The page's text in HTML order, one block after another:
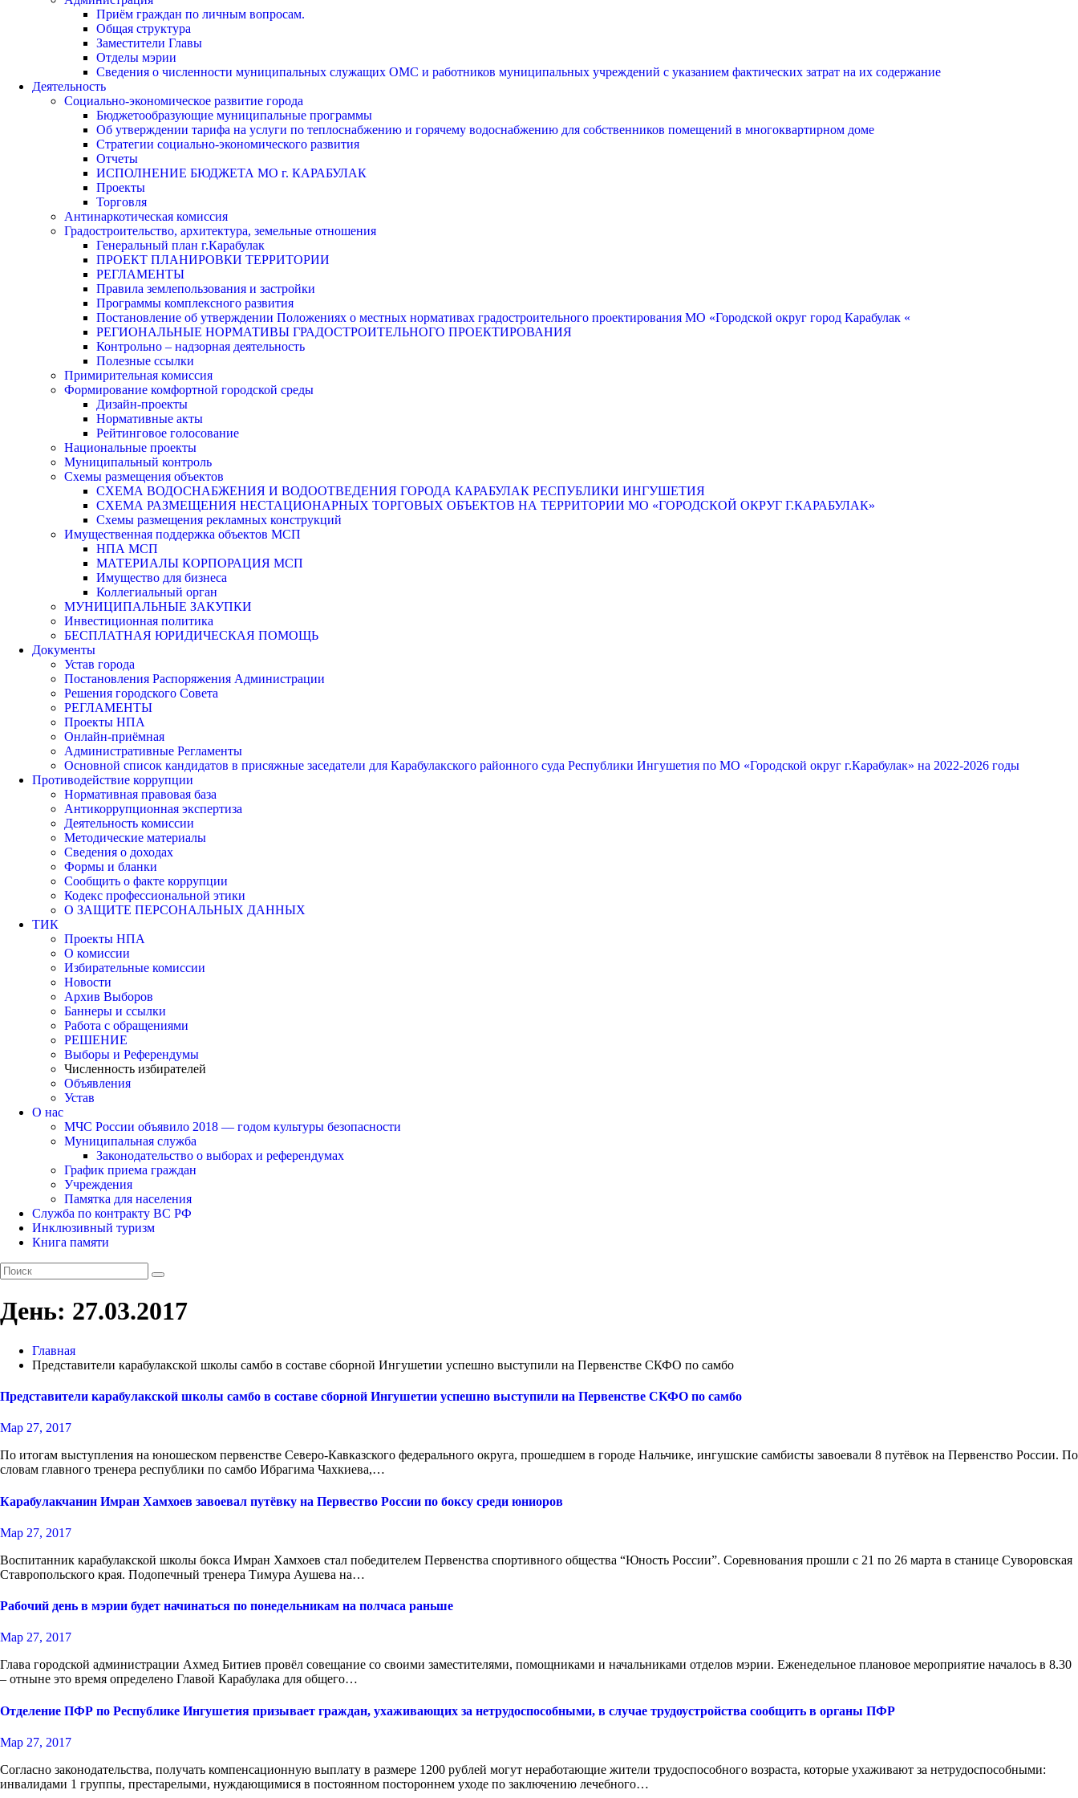
Приём граждан по личным вопросам.
Общая структура
Заместители Главы
Отделы мэрии
Сведения о численности муниципальных служащих ОМС и работников муниципальных учреждений с указанием фактических затрат на их содержание
Деятельность
Социально-экономическое развитие города
Бюджетообразующие муниципальные программы
Об утверждении тарифа на услуги по теплоснабжению и горячему водоснабжению для собственников помещений в многоквартирном доме
Стратегии социально-экономического развития
Отчеты
ИСПОЛНЕНИЕ БЮДЖЕТА МО г. КАРАБУЛАК
Проекты
Торговля
Антинаркотическая комиссия
Градостроительство, архитектура, земельные отношения
Генеральный план г.Карабулак
ПРОЕКТ ПЛАНИРОВКИ ТЕРРИТОРИИ
РЕГЛАМЕНТЫ
Правила землепользования и застройки
Программы комплексного развития
Постановление об утверждении Положениях о местных нормативах градостроительного проектирования МО «Городской округ город Карабулак «
РЕГИОНАЛЬНЫЕ НОРМАТИВЫ ГРАДОСТРОИТЕЛЬНОГО ПРОЕКТИРОВАНИЯ
Контрольно – надзорная деятельность
Полезные ссылки
Примирительная комиссия
Формирование комфортной городской среды
Дизайн-проекты
Нормативные акты
Рейтинговое голосование
Национальные проекты
Муниципальный контроль
Схемы размещения объектов
СХЕМА ВОДОСНАБЖЕНИЯ И ВОДООТВЕДЕНИЯ ГОРОДА КАРАБУЛАК РЕСПУБЛИКИ ИНГУШЕТИЯ
СХЕМА РАЗМЕЩЕНИЯ НЕСТАЦИОНАРНЫХ ТОРГОВЫХ ОБЪЕКТОВ НА ТЕРРИТОРИИ МО «ГОРОДСКОЙ ОКРУГ Г.КАРАБУЛАК»
Схемы размещения рекламных конструкций
Имущественная поддержка объектов МСП
НПА МСП
МАТЕРИАЛЫ КОРПОРАЦИЯ МСП
Имущество для бизнеса
Коллегиальный орган
МУНИЦИПАЛЬНЫЕ ЗАКУПКИ
Инвестиционная политика
БЕСПЛАТНАЯ ЮРИДИЧЕСКАЯ ПОМОЩЬ
Документы
Устав города
Постановления Распоряжения Администрации
Решения городского Совета
РЕГЛАМЕНТЫ
Проекты НПА
Онлайн-приёмная
Административные Регламенты
Основной список кандидатов в присяжные заседатели для Карабулакского районного суда Республики Ингушетия по МО «Городской округ г.Карабулак» на 2022-2026 годы
Противодействие коррупции
Нормативная правовая база
Антикоррупционная экспертиза
Деятельность комиссии
Методические материалы
Сведения о доходах
Формы и бланки
Сообщить о факте коррупции
Кодекс профессиональной этики
О ЗАЩИТЕ ПЕРСОНАЛЬНЫХ ДАННЫХ
ТИК
Проекты НПА
О комиссии
Избирательные комиссии
Новости
Архив Выборов
Баннеры и ссылки
Работа с обращениями
РЕШЕНИЕ
Выборы и Референдумы
Численность избирателей
Объявления
Устав
О нас
МЧС России объявило 2018 — годом культуры безопасности
Муниципальная служба
Законодательство о выборах и референдумах
График приема граждан
Учреждения
Памятка для населения
Служба по контракту ВС РФ
Инклюзивный туризм
Книга памяти
День: 27.03.2017
Главная
Представители карабулакской школы самбо в составе сборной Ингушетии успешно выступили на Первенстве СКФО по самбо
Представители карабулакской школы самбо в составе сборной Ингушетии успешно выступили на Первенстве СКФО по самбо
Мар 27, 2017
По итогам выступления на юношеском первенстве Северо-Кавказского федерального округа, прошедшем в городе Нальчике, ингушские самбисты завоевали 8 путёвок на Первенство России. По
словам главного тренера республики по самбо Ибрагима Чахкиева,…
Карабулакчанин Имран Хамхоев завоевал путёвку на Первество России по боксу среди юниоров
Мар 27, 2017
Воспитанник карабулакской школы бокса Имран Хамхоев стал победителем Первенства спортивного общества “Юность России”. Соревнования прошли с 21 по 26 марта в станице Суворовская
Ставропольского края. Подопечный тренера Тимура Аушева на…
Рабочий день в мэрии будет начинаться по понедельникам на полчаса раньше
Мар 27, 2017
Глава городской администрации Ахмед Битиев провёл совещание со своими заместителями, помощниками и начальниками отделов мэрии. Еженедельное плановое мероприятие началось в 8.30
– отныне это время определено Главой Карабулака для общего…
Отделение ПФР по Республике Ингушетия призывает граждан, ухаживающих за нетрудоспособными, в случае трудоустройства сообщить в органы ПФР
Мар 27, 2017
Согласно законодательства, получать компенсационную выплату в размере 1200 рублей могут неработающие жители трудоспособного возраста, которые ухаживают за нетрудоспособными:
инвалидами 1 группы, престарелыми, нуждающимися в постоянном постороннем уходе по заключению лечебного…